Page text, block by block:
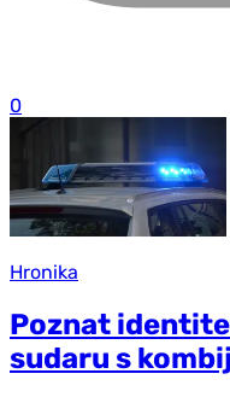
0
Hronika
Poznat
sudaru s